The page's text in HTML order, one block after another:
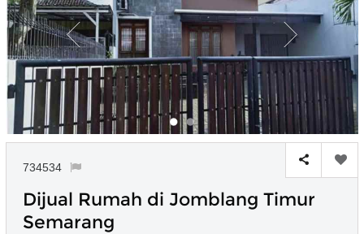
734534
Dijual Rumah di Jomblang Timur
Semarang
Untuk hasil simulasi
pada kotak-
Simpan